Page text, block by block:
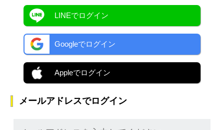
LINEでログイン
Googleでログイン
Appleでログイン
メールアドレスでログイン